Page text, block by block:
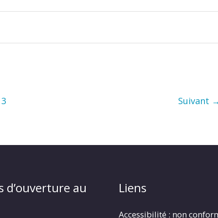
3 Suivant
d’ouverture au
Liens
Accessibilité : non